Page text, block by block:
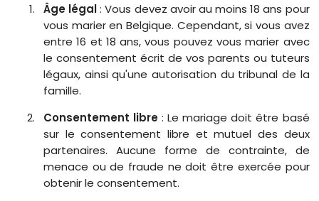
Âge légal: Vous devez avoir au moins 18 ans pour
vous marier en Belgique. Cependant, si vous avez
entre 16 et 18 ans, vous pouvez vous marier avec
le consentement écrit de vos parents ou tuteurs
légaux, ainsi qu'une autorisation du tribunal de la
famille.
Consentement libre : Le mariage doit être basé
sur le consentement libre et mutuel des deux
partenaires. Aucune forme de contrainte, de
menace ou de fraude ne doit être exercée pour
obtenir le consentement.